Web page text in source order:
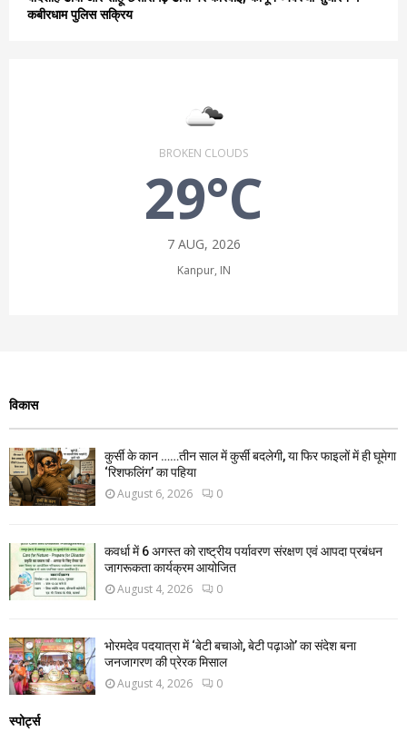
कबीरधाम पुलिस सक्रिय
BROKEN CLOUDS
29°C
7 AUG, 2026
Kanpur, IN
विकास
कुर्सी के कान ……तीन साल में कुर्सी बदलेगी, या फिर फाइलों में ही घूमेगा
‘रिशफलिंग’ का पहिया
August 6, 2026 0
कवर्धा में 6 अगस्त को राष्ट्रीय पर्यावरण संरक्षण एवं आपदा प्रबंधन
जागरूकता कार्यक्रम आयोजित
August 4, 2026 0
भोरमदेव पदयात्रा में ‘बेटी बचाओ, बेटी पढ़ाओ’ का संदेश बना
जनजागरण की प्रेरक मिसाल
August 4, 2026 0
स्पोर्ट्स